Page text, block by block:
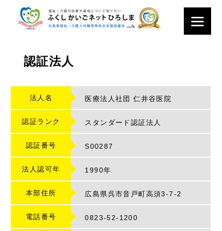
認証法人
法人名 医療法人社団 仁井谷医院
認証ランク スタンダード認証法人
認証番号 S00287
法人認可年 1990年
本部住所 広島県呉市音戸町高須3-7-2
電話番号 0823-52-1200